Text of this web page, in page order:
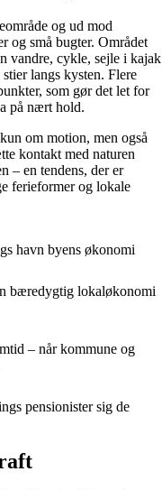
og ud mod
små bugter. Området
vandre, cykle, sejle i kajak
langs kysten. Flere
som gør det let for
på nært hold.
om motion, men også
kontakt med naturen
– en tendens, der er
ferieformer og lokale
havn byens økonomi
bæredygtig lokaløkonomi
– når kommune og
pensionister sig de